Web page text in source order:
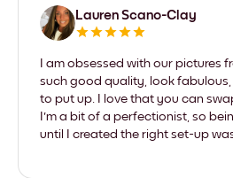
Lauren Scano-Clay
I am obsessed with our pictures
such good quality, look
to put up. I love that you can
I'm a bit of a perfectionist, so
until I created the right set-up